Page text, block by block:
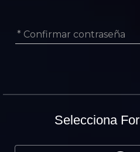
* Confirmar contraseña
Selecciona